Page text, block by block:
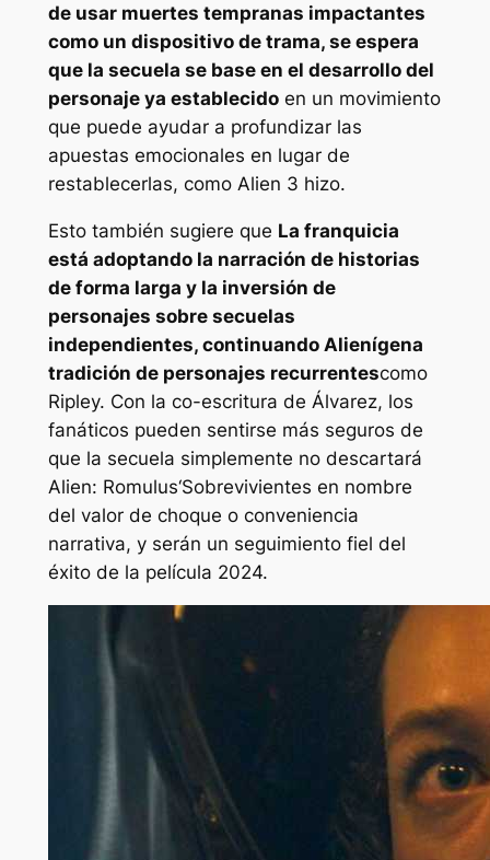
de usar muertes tempranas impactantes
como un dispositivo de trama, se espera
que la secuela se base en el desarrollo del
personaje ya establecidoen un movimiento
que puede ayudar a profundizar las
apuestas emocionales en lugar de
restablecerlas, como Alien 3 hizo.
Esto también sugiere que La franquicia
está adoptando la narración de historias
de forma larga y la inversión de
personajes sobre secuelas
independientes, continuando Alienígena
tradición de personajes recurrentescomo
Ripley. Con la co-escritura de Álvarez, los
fanáticos pueden sentirse más seguros de
que la secuela simplemente no descartará
Alien: Romulus‘Sobrevivientes en nombre
del valor de choque o conveniencia
narrativa, y serán un seguimiento fiel del
éxito de la película 2024.